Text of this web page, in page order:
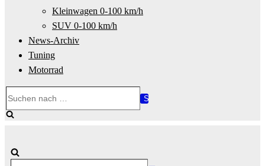
Kleinwagen 0-100 km/h
SUV 0-100 km/h
News-Archiv
Tuning
Motorrad
nach …